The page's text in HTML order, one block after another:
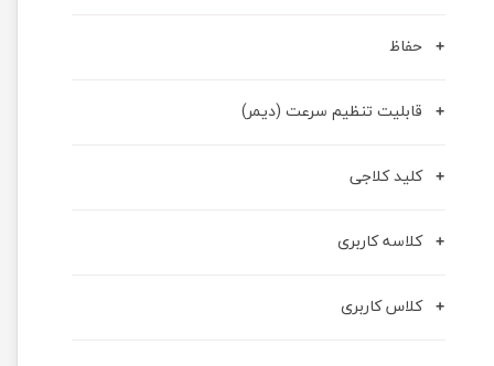
حفاظ
قابلیت تنظیم سرعت (دیمر)
کلید کلاجی
کلاسه کاربری
کلاس کاربری